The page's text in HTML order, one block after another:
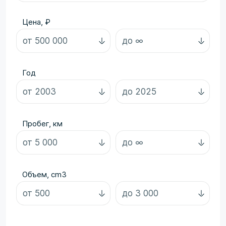
Цена, ₽
Год
Пробег, км
Объем, cm3